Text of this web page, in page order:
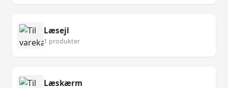
Læsejl
1 produkter
Læskærm